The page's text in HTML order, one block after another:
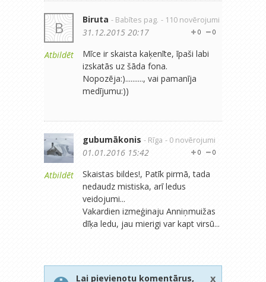
B
Atbildēt
Biruta - Babītes pag. - 110 novērojumi
0
0
31.12.2015 20:17
Mīce ir skaista kaķenīte, īpaši labi
izskatās uz šāda fona.
Nopozēja:).........., vai pamanīja
medījumu:))
Atbildēt
gubumākonis - Rīga - 0 novērojumi
0
0
01.01.2016 15:42
Skaistas bildes!, Patīk pirmā, tada
nedaudz mistiska, arī ledus
veidojumi...
Vakardien izmeģinaju Anniņmuižas
dīķa ledu, jau mierigi var kapt virsū...
Lai pievienotu komentārus, x